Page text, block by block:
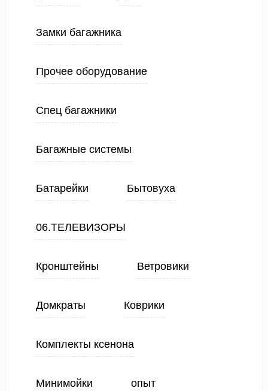
Замки багажника
Прочее оборудование
Спец багажники
Багажные системы
Батарейки Бытовуха
06.ТЕЛЕВИЗОРЫ
Кронштейны Ветровики
Домкраты Коврики
Комплекты ксенона
Минимойки опыт